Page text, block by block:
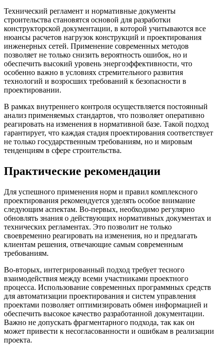
Технический регламент и нормативные документы
строительства становятся основой для разработки
конструкторской документации, в которой учитываются все
нюансы расчетов нагрузок конструкций и проектирования
инженерных сетей. Применение современных методов
позволяет не только снизить вероятность ошибок, но и
обеспечить высокий уровень энергоэффективности, что
особенно важно в условиях стремительного развития
технологий и возросших требований к безопасности в
проектировании.
В рамках внутреннего контроля осуществляется постоянный
анализ применяемых стандартов, что позволяет оперативно
реагировать на изменения в нормативной базе. Такой подход
гарантирует, что каждая стадия проектирования соответствует
не только государственным требованиям, но и мировым
тенденциям в сфере строительства.
Практические рекомендации
Для успешного применения норм и правил комплексного
проектирования рекомендуется уделять особое внимание
следующим аспектам. Во-первых, необходимо регулярно
обновлять знания о действующих нормативных документах и
технических регламентах. Это позволит не только
своевременно реагировать на изменения, но и предлагать
клиентам решения, отвечающие самым современным
требованиям.
Во-вторых, интегрированный подход требует тесного
взаимодействия между всеми участниками проектного
процесса. Использование современных программных средств
для автоматизации проектирования и систем управления
проектами позволяет оптимизировать обмен информацией и
обеспечить высокое качество разработанной документации.
Важно не допускать фрагментарного подхода, так как он
может привести к несогласованности и ошибкам в реализации
проекта.